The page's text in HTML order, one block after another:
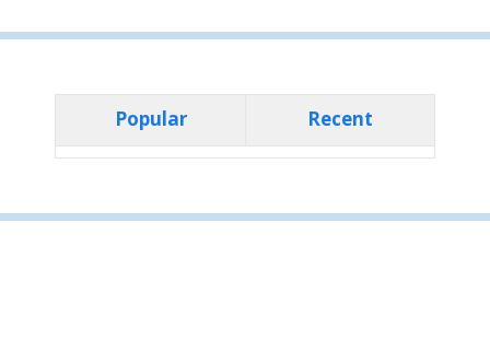
Popular Recent